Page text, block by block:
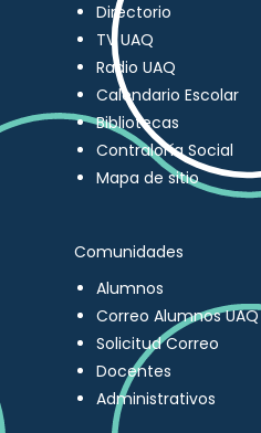
Directorio
TV UAQ
Radio UAQ
Calendario Escolar
Bibliotecas
Contraloría Social
Mapa de sitio
Comunidades
Alumnos
Correo Alumnos UAQ
Solicitud Correo
Docentes
Administrativos